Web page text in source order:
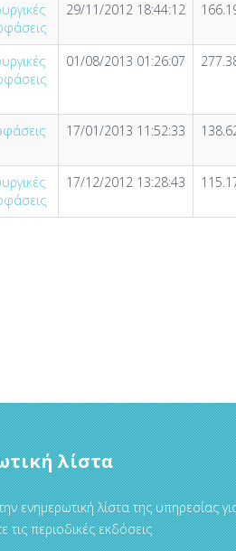
29/11/2012 18:44:12
01/08/2013 01:26:07
17/01/2013 11:52:33
17/12/2012 13:28:43
λίστα
ενημερωτική λίστα της υπηρεσίας
τις περιοδικές εκδόσεις